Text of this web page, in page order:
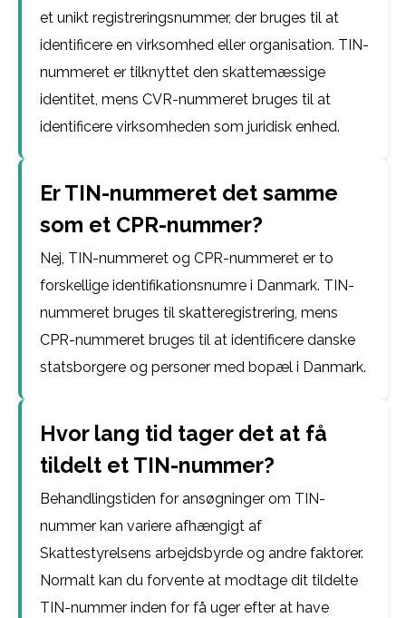
et unikt registreringsnummer, der bruges til at
identificere en virksomhed eller organisation. TIN-
nummeret er tilknyttet den skattemæssige
identitet, mens CVR-nummeret bruges til at
identificere virksomheden som juridisk enhed.
Er TIN-nummeret det samme
som et CPR-nummer?
Nej, TIN-nummeret og CPR-nummeret er to
forskellige identifikationsnumre i Danmark. TIN-
nummeret bruges til skatteregistrering, mens
CPR-nummeret bruges til at identificere danske
statsborgere og personer med bopæl i Danmark.
Hvor lang tid tager det at få
tildelt et TIN-nummer?
Behandlingstiden for ansøgninger om TIN-
nummer kan variere afhængigt af
Skattestyrelsens arbejdsbyrde og andre faktorer.
Normalt kan du forvente at modtage dit tildelte
TIN-nummer inden for få uger efter at have